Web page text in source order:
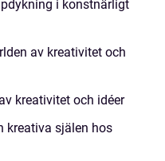
i konstnärligt
av kreativitet och
kreativitet och idéer
kreativa själen hos